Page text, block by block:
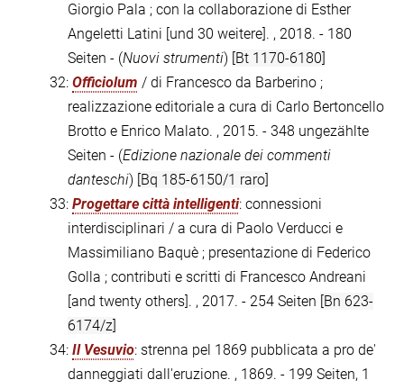
Giorgio Pala ; con la collaborazione di Esther
Angeletti Latini [und 30 weitere]. , 2018. - 180
Seiten - (Nuovi strumenti) [Bt 1170-6180]
32: Officiolum / di Francesco da Barberino ;
realizzazione editoriale a cura di Carlo Bertoncello
Brotto e Enrico Malato. , 2015. - 348 ungezählte
Seiten - (Edizione nazionale dei commenti
danteschi) [Bq 185-6150/1 raro]
33: Progettare città intelligenti: connessioni
interdisciplinari / a cura di Paolo Verducci e
Massimiliano Baquè ; presentazione di Federico
Golla ; contributi e scritti di Francesco Andreani
[and twenty others]. , 2017. - 254 Seiten [Bn 623-
6174/z]
34: Il Vesuvio: strenna pel 1869 pubblicata a pro de'
danneggiati dall'eruzione. , 1869. - 199 Seiten, 1